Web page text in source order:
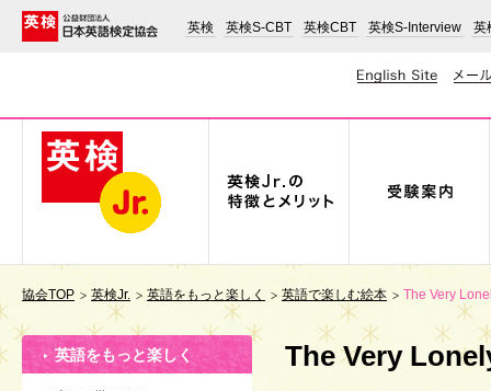
英検 英検S-CBT 英検CBT 英検S-Interview 英
協会TOP 英検Jr. 英語をもっと楽しく 英語で楽しむ絵本 The Very
The Very
英語をもっと楽しく